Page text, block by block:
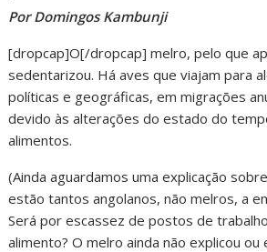
Por Domingos Kambunji
[dropcap]O[/dropcap] melro, pelo que
sedentarizou. Há aves que viajam para
políticas e geográficas, em migrações
devido às alterações do estado do
alimentos.
(Ainda aguardamos uma explicação
estão tantos angolanos, não melros, a
Será por escassez de postos de
alimento? O melro ainda não explicou ou